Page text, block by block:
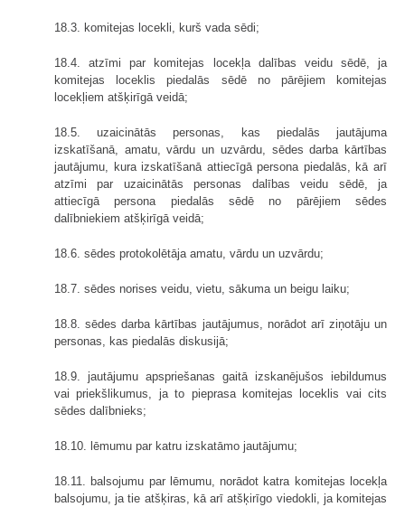
18.3. komitejas locekli, kurš vada sēdi;
18.4. atzīmi par komitejas locekļa dalības veidu sēdē, ja
komitejas loceklis piedalās sēdē no pārējiem komitejas
locekļiem atšķirīgā veidā;
18.5. uzaicinātās personas, kas piedalās jautājuma
izskatīšanā, amatu, vārdu un uzvārdu, sēdes darba kārtības
jautājumu, kura izskatīšanā attiecīgā persona piedalās, kā arī
atzīmi par uzaicinātās personas dalības veidu sēdē, ja
attiecīgā persona piedalās sēdē no pārējiem sēdes
dalībniekiem atšķirīgā veidā;
18.6. sēdes protokolētāja amatu, vārdu un uzvārdu;
18.7. sēdes norises veidu, vietu, sākuma un beigu laiku;
18.8. sēdes darba kārtības jautājumus, norādot arī ziņotāju un
personas, kas piedalās diskusijā;
18.9. jautājumu apspriešanas gaitā izskanējušos iebildumus
vai priekšlikumus, ja to pieprasa komitejas loceklis vai cits
sēdes dalībnieks;
18.10. lēmumu par katru izskatāmo jautājumu;
18.11. balsojumu par lēmumu, norādot katra komitejas locekļa
balsojumu, ja tie atšķiras, kā arī atšķirīgo viedokli, ja komitejas